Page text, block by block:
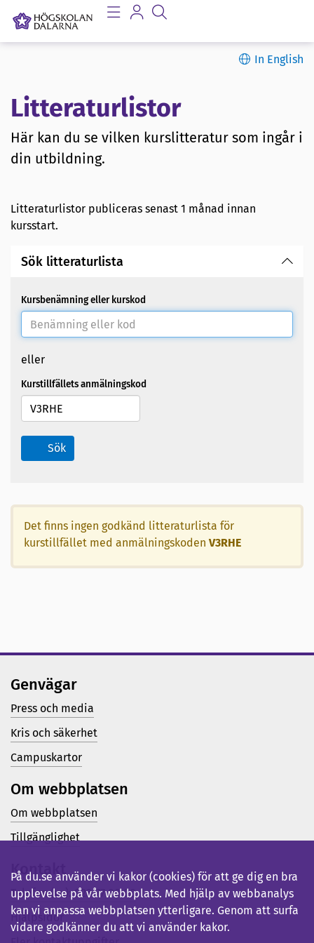
In English
Litteraturlistor
Här kan du se vilken kurslitteratur som ingår i
din utbildning.
Litteraturlistor publiceras senast 1 månad innan
kursstart.
Sök litteraturlista
Kursbenämning eller kurskod
eller
Kurstillfällets anmälningskod
Sök
Det finns ingen godkänd litteraturlista för
kurstillfället med anmälningskoden V3RHE
Genvägar
Press och media
Kris och säkerhet
Campuskartor
Om webbplatsen
Om webbplatsen
Tillgänglighet
Kontakt
Telefon (vx): 023-77 80 00
Hjälpsidor
På du.se använder vi kakor (cookies) för att ge dig en bra
upplevelse på vår webbplats. Med hjälp av webbanalys
kan vi anpassa webbplatsen ytterligare. Genom att surfa
vidare godkänner du att vi använder kakor.